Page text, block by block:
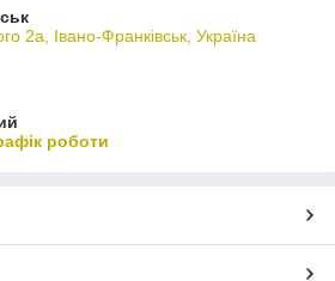
2а, Івано-Франківськ, Україна
роботи